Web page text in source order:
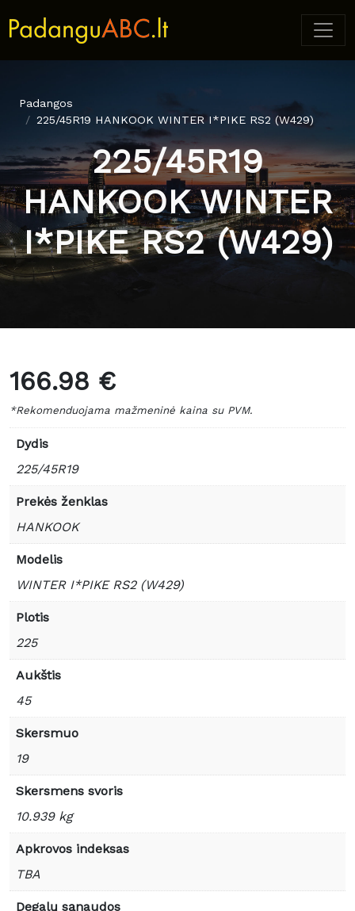
Padangos
225/45R19 HANKOOK WINTER I*PIKE RS2 (W429)
225/45R19
HANKOOK WINTER
I*PIKE RS2 (W429)
166.98 €
*Rekomenduojama mažmeninė kaina su PVM.
Dydis
225/45R19
Prekės ženklas
HANKOOK
Modelis
WINTER I*PIKE RS2 (W429)
Plotis
225
Aukštis
45
Skersmuo
19
Skersmens svoris
10.939 kg
Apkrovos indeksas
TBA
Degalų sąnaudos